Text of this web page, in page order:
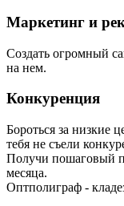
Маркетинг и
Создать огромный
на нем.
Конкуренция
Бороться за низкие
тебя не съели
Получи пошаговый
месяца.
Оптполиграф -